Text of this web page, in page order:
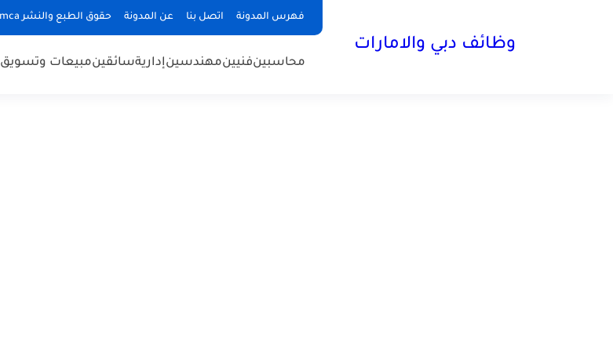
فهرس المدونة اتصل بنا عن المدونة حقوق الطبع والنشر dmca
وظائف دبي والامارات
محاسبينفنيينمهندسينإداريةسائقينمبيعات وتسويق